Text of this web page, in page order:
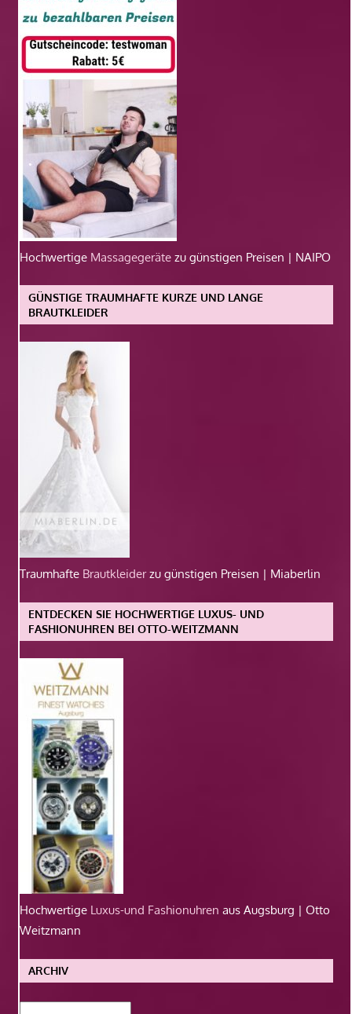
Hochwertige Massagegeräte zu günstigen Preisen | NAIPO
GÜNSTIGE TRAUMHAFTE KURZE UND LANGE
BRAUTKLEIDER
Traumhafte Brautkleiderzu günstigen Preisen | Miaberlin
ENTDECKEN SIE HOCHWERTIGE LUXUS- UND
FASHIONUHREN BEI OTTO-WEITZMANN
Hochwertige Luxus-und Fashionuhren aus Augsburg | Otto
Weitzmann
ARCHIV